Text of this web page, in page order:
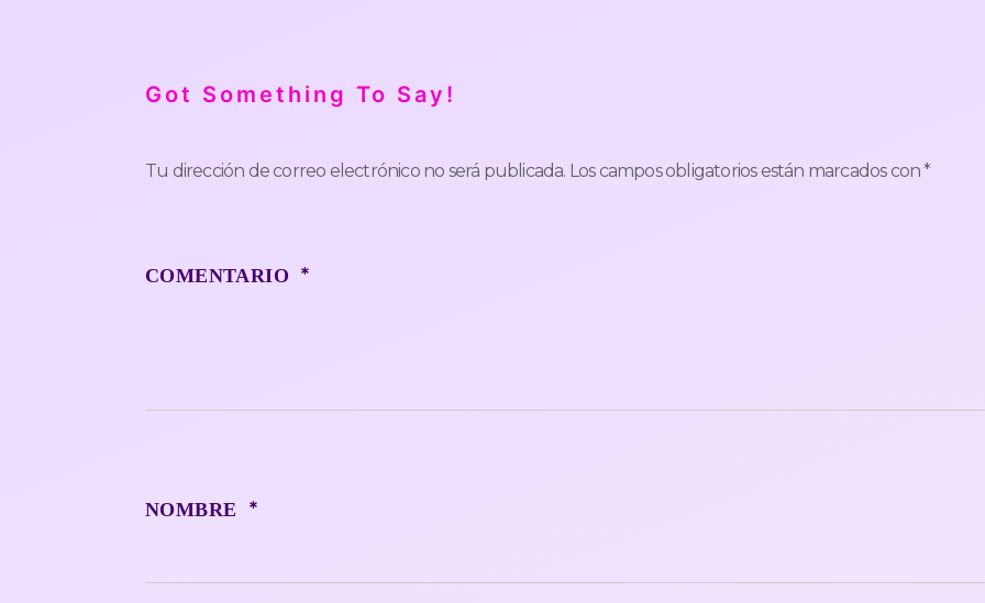
Got Something To Say!
Tu dirección de correo electrónico no será publicada. Los campos obligatorios están marcados con*
COMENTARIO*
NOMBRE *